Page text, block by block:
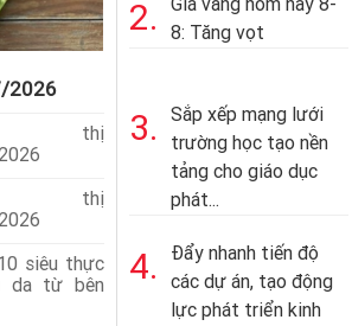
2026
thị
thị
siêu thực
da từ bên
2.
8: Tăng vọt
3.
Sắp xếp mạng lưới
trường học tạo nền
tảng cho giáo dục
phát...
4.
Đẩy nhanh tiến độ
các dự án, tạo động
lực phát triển kinh